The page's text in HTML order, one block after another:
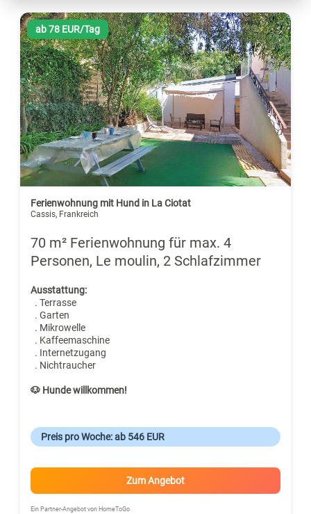
ab 78 EUR/Tag
Ferienwohnung mit Hund in La Ciotat
Cassis, Frankreich
70 m² Ferienwohnung für max. 4
Personen, Le moulin, 2 Schlafzimmer
Ausstattung:
. Terrasse
. Garten
. Mikrowelle
. Kaffeemaschine
. Internetzugang
. Nichtraucher
🐶 Hunde willkommen!
Preis pro Woche: ab 546 EUR
Zum Angebot
Ein Partner-Angebot von HomeToGo